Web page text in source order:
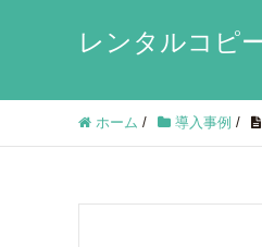
レンタルコピ
ホーム / 導入事例 /